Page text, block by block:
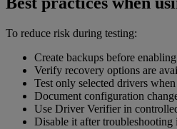
To reduce risk during testing:
Create backups before
Verify recovery options are
Test only selected drivers
Document configuration
Use Driver Verifier in
Disable it after troubleshooting